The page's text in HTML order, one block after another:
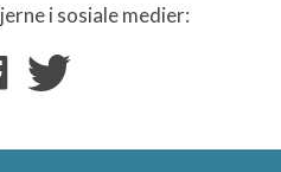
i sosiale medier: